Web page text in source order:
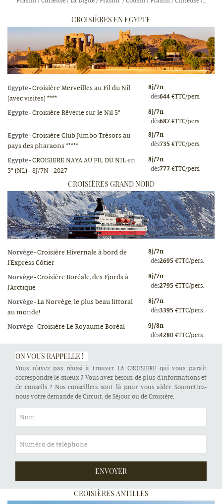
CROISIÈRES EN EGYPTE
Egypte-Croisière Merveilles au Fil du Nil
(avec visites) ****
8j/7n
dès644€TTC/pers.
Egypte-Croisière Rêverie sur le Nil 5* 8j/7n
dès687€TTC/pers.
Egypte-Croisière Club Jumbo Trésors au
pays des pharaons *****
8j/7n
dès735 €TTC/pers.
Egypte-CROISIERE NAYA AU FIL DU NIL en
5* (NL) - 8J/7N - 2027
8j/7n
dès777€TTC/pers.
CROISIÈRES GRAND NORD
Norvège-Croisière Hivernale à bord de
l'Express Côtier
8j/7n
dès2695 €TTC/pers.
Norvège-Croisière Boréale, des Fjords à
l'Arctique
8j/7n
dès2795 €TTC/pers.
Norvège-La Norvège, le plus beau littoral
au monde!
8j/7n
dès3395 €TTC/pers.
Norvège-Croisière Le Royaume Boréal 9j/8n
dès4280€TTC/pers.
ON VOUS RAPPELLE !
Vous n'avez pas réussi à trouver LA CROISIERE qui vous parait
correspondre le mieux ? Vous avez besoin de plus d'informations et
de conseils ? Nos conseillers sont là pour vous aider. Soumettez-
nous votre demande de Circuit, de Séjour ou de Croisière.
CROISIÈRES ANTILLES